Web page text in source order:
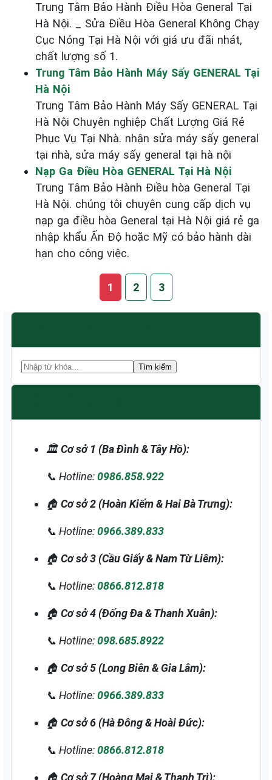
Trung Tâm Bảo Hành Điều Hòa General Tại
Hà Nội. _ Sửa Điều Hòa General Không Chạy
Cục Nóng Tại Hà Nội với giá ưu đãi nhát,
chất lượng số 1.
Trung Tâm Bảo Hành Máy Sấy GENERAL Tại
Hà Nội
Trung Tâm Bảo Hành Máy Sấy GENERAL Tại
Hà Nội Chuyên nghiệp Chất Lượng Giá Rẻ
Phục Vụ Tại Nhà. nhận sửa máy sấy general
tại nhà, sửa máy sấy general tại hà nội
Nạp Ga Điều Hòa GENERAL Tại Hà Nội
Trung Tâm Bảo Hành Điều hòa General Tại
Hà Nội. chúng tôi chuyên cung cấp dịch vụ
nạp ga điều hòa General tại Hà Nội giá rẻ ga
nhập khẩu Ấn Độ hoặc Mỹ có bảo hành dài
hạn cho công việc.
1 2 3
Tìm kiếm
🏛️Cơ sở 1 (Ba Đình & Tây Hồ):
📞 Hotline:0986.858.922
🏠 Cơ sở 2 (Hoàn Kiếm & Hai Bà Trưng):
📞 Hotline:0966.389.833
🏠 Cơ sở 3 (Cầu Giấy & Nam Từ Liêm):
📞 Hotline:0866.812.818
🏠 Cơ sở 4 (Đống Đa & Thanh Xuân):
📞 Hotline:098.685.8922
🏠 Cơ sở 5 (Long Biên & Gia Lâm):
📞 Hotline:0966.389.833
🏠 Cơ sở 6 (Hà Đông & Hoài Đức):
📞 Hotline:0866.812.818